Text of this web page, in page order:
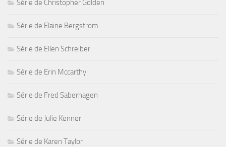
Série de Christopher Golden
Série de Elaine Bergstrom
Série de Ellen Schreiber
Série de Erin Mccarthy
Série de Fred Saberhagen
Série de Julie Kenner
Série de Karen Taylor